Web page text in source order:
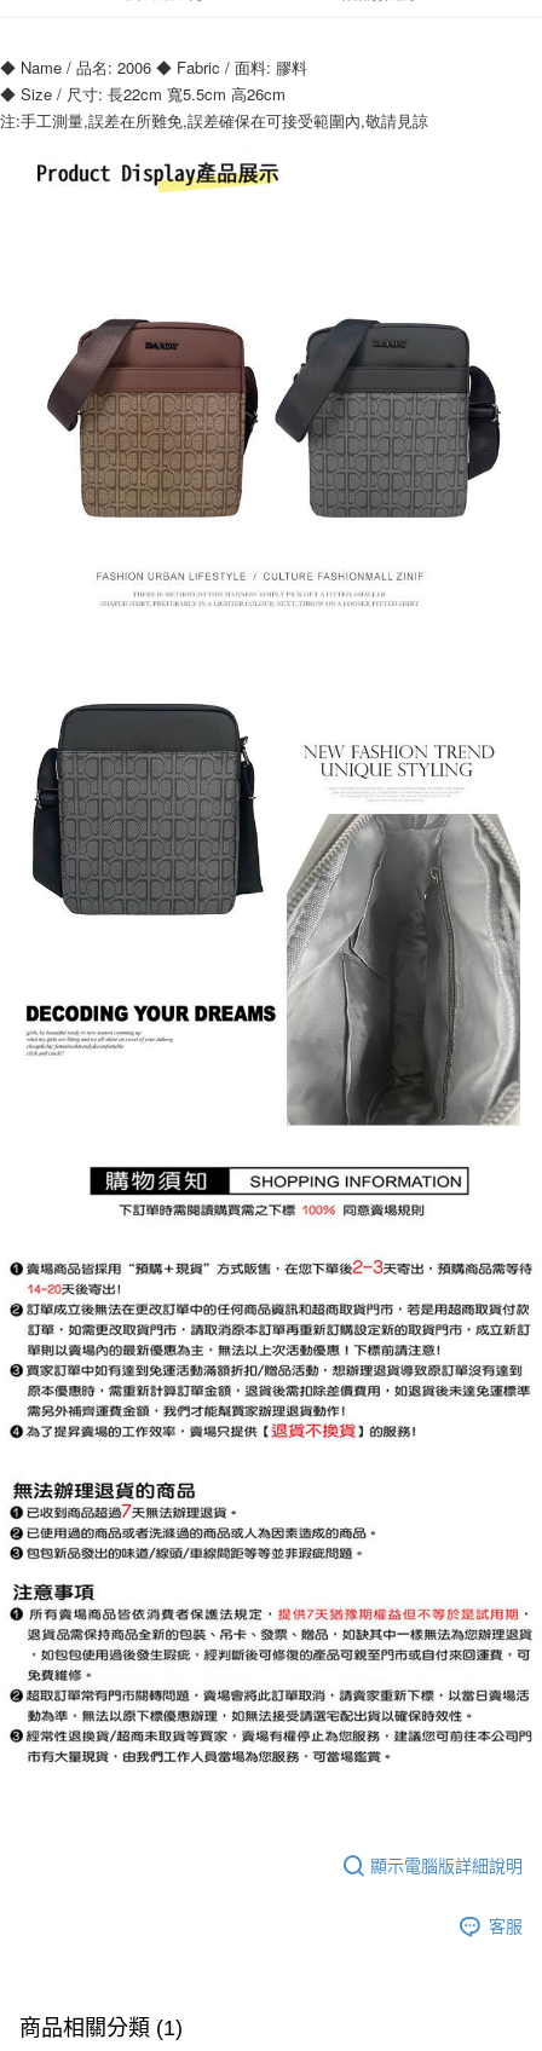
7-11付款取貨
每筆NT$70，滿NT$699(含以上)免運費
宅配
◆ Name / 品名: 2006 ◆ Fabric / 面料: 膠料
◆ Size / 尺寸: 長22cm 寬5.5cm 高26cm
注:手工測量,誤差在所難免,誤差確保在可接受範圍內,敬請見諒
顯示電腦版詳細說明
客服
商品相關分類 (1)